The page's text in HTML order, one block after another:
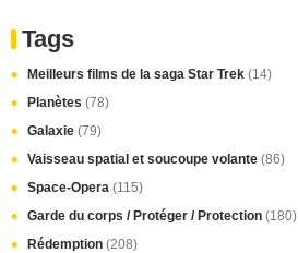
Tags
Meilleurs films de la saga Star Trek (14)
Planètes (78)
Galaxie (79)
Vaisseau spatial et soucoupe volante (86)
Space-Opera (115)
Garde du corps / Protéger / Protection (180)
Rédemption (208)